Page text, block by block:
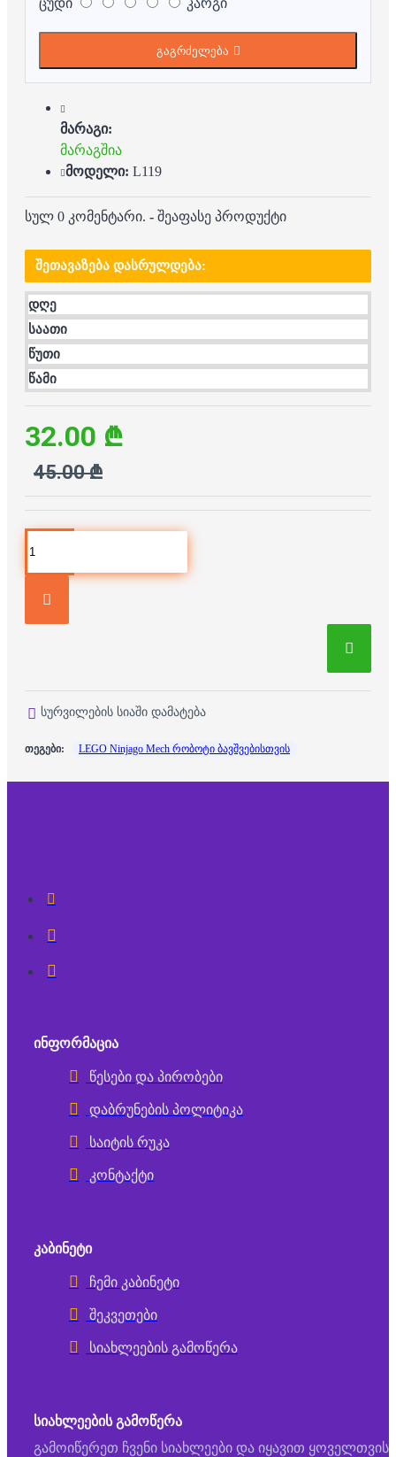
გაგრძელება
მარაგი:
მარაგშია
მოდელი: L119
სულ 0 კომენტარი. - შეაფასე პროდუქტი
ᲨᲔᲗᲐᲕᲐᲖᲔᲑᲐ ᲓᲐᲡᲠᲣᲚᲓᲔᲑᲐ:
დღე
საათი
წუთი
წამი
32.00 ₾
45.00 ₾
სურვილების სიაში დამატება
თეგები: LEGO Ninjago Mech რობოტი ბავშვებისთვის
ᲘᲜᲤᲝᲠᲛᲐᲪᲘᲐ
წესები და პირობები
დაბრუნების პოლიტიკა
საიტის რუკა
კონტაქტი
ᲙᲐᲑᲘᲜᲔᲢᲘ
ჩემი კაბინეტი
შეკვეთები
სიახლეების გამოწერა
ᲡᲘᲐᲮᲚᲔᲔᲑᲘᲡ ᲒᲐᲛᲝᲬᲔᲠᲐ
გამოიწერეთ ჩვენი სიახლეები და იყავით ყოველთვის